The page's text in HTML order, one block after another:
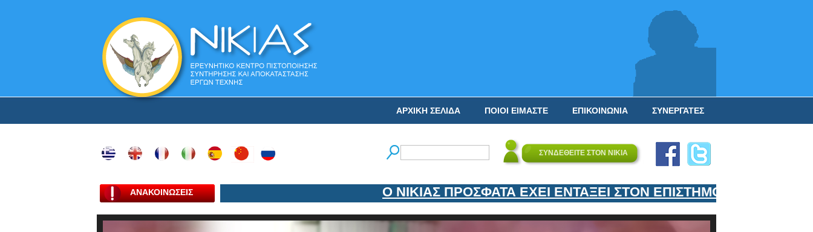
ΣΥΝΕΡΓΑΤΕΣ
ΕΠΙΚΟΙΝΩΝΙΑ
ΠΟΙΟΙ ΕΙΜΑΣΤΕ
ΑΡΧΙΚΗ ΣΕΛΙΔΑ
ΣΥΝΔΕΘΕΙΤΕ ΣΤΟΝ ΝΙΚΙΑ
ΑΝΑΚΟΙΝΩΣΕΙΣ Ο ΝΙΚΙΑΣ ΠΡΟΣΦΑΤΑ ΕΧΕΙ ΕΝΤΑΞΕΙ ΣΤΟΝ ΕΠΙΣΤΗΜΟΝΙΚΟ ΤΟΥ